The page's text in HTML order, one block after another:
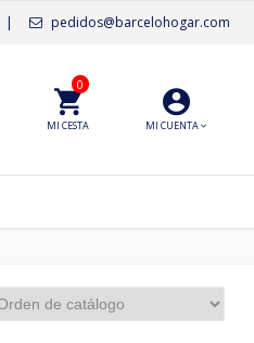
pedidos@barcelohogar.com
|
MI CUENTA
MI CESTA
0